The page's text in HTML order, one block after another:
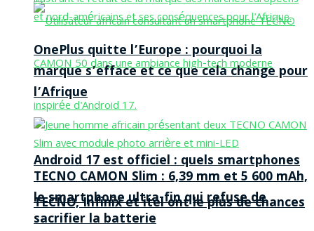
Android 17 est officiel : quels smartphones
TECNO, Infinix et itel ont le plus de chances
OnePlus quitte l’Europe : pourquoi la
marque s’efface et ce que cela change pour
l’Afrique
TECNO CAMON Slim : 6,39 mm et 5 600 mAh,
le smartphone ultra-fin qui refuse de
sacrifier la batterie